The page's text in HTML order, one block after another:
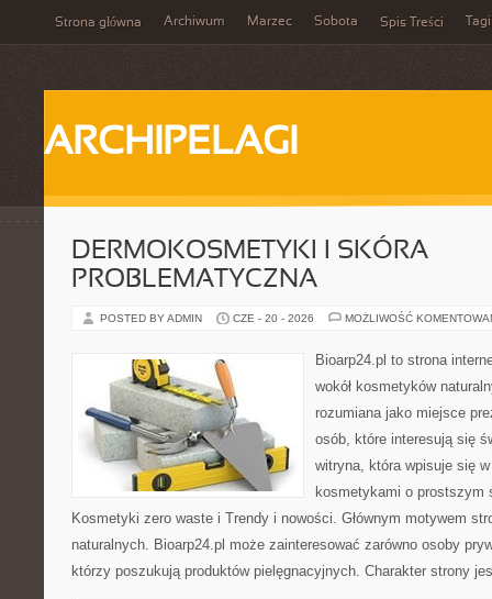
Strona główna Archiwum Marzec Sobota Spis Treści Tagi
ARCHIPELAGI
DERMOKOSMETYKI I SKÓRA
PROBLEMATYCZNA
POSTED BY ADMIN CZE - 20 - 2026 MOŻLIWOŚĆ
Bioarp24.pl to strona
wokół kosmetyków
rozumiana jako miejsce
osób, które interesują się
witryna, która wpisuje się
kosmetykami o prostszym
Kosmetyki zero waste i Trendy i nowości. Głównym motywem
naturalnych. Bioarp24.pl może zainteresować zarówno osoby
którzy poszukują produktów pielęgnacyjnych. Charakter strony